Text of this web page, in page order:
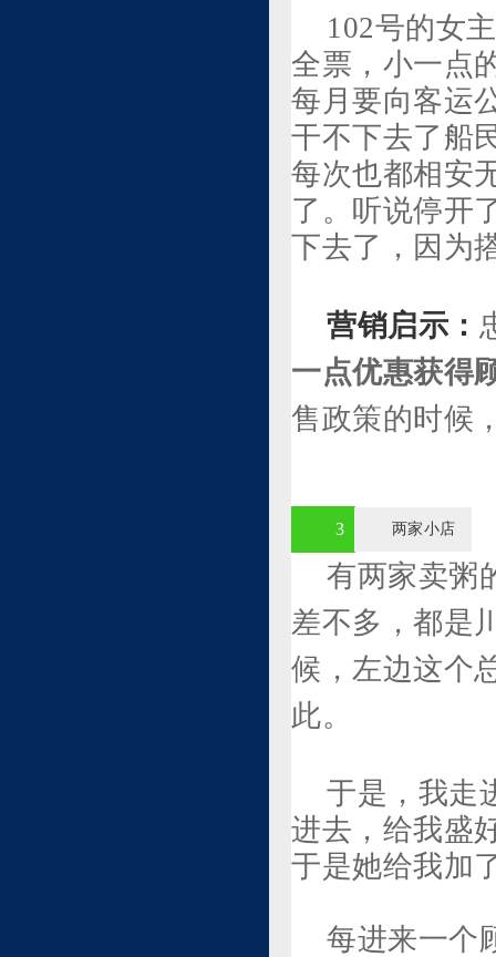
102号的女
全票，小一点
每月要向客运
干不下去了船
每次也都相安
了。听说停开
下去了，因为
营销启示：
一点优惠获得
售政策的时候
3 两家小店
有两家卖粥
差不多，都是
候，左边这个
此。
于是，我走
进去，给我盛
于是她给我加
每进来一个